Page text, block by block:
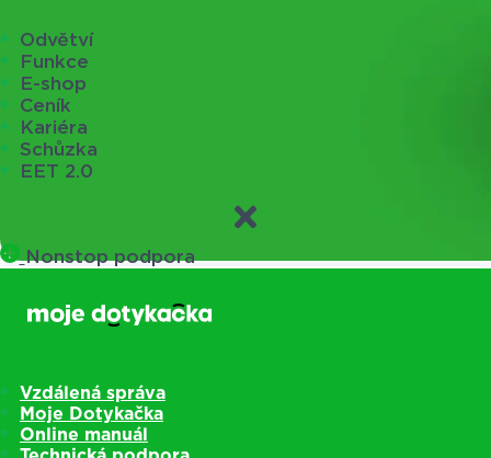
Odvětví
Funkce
E-shop
Ceník
Kariéra
Schůzka
EET 2.0
Nonstop podpora
Vzdálená správa
Moje Dotykačka
Online manuál